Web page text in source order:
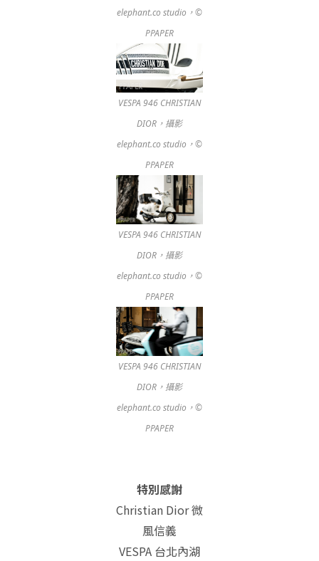
elephant.co studio，©
PPAPER
VESPA 946 CHRISTIAN
DIOR，攝影
elephant.co studio，©
PPAPER
VESPA 946 CHRISTIAN
DIOR，攝影
elephant.co studio，©
PPAPER
VESPA 946 CHRISTIAN
DIOR，攝影
elephant.co studio，©
PPAPER
特別感謝
Christian Dior 微
風信義
VESPA 台北內湖